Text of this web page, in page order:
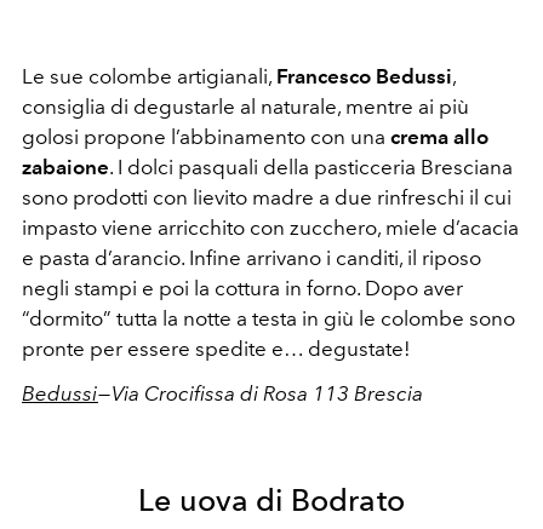
Le sue colombe artigianali, Francesco Bedussi,
consiglia di degustarle al naturale, mentre ai più
golosi propone l’abbinamento con una crema allo
zabaione. I dolci pasquali della pasticceria Bresciana
sono prodotti con lievito madre a due rinfreschi il cui
impasto viene arricchito con zucchero, miele d’acacia
e pasta d’arancio. Infine arrivano i canditi, il riposo
negli stampi e poi la cottura in forno. Dopo aver
“dormito” tutta la notte a testa in giù le colombe sono
pronte per essere spedite e… degustate!
Bedussi— Via Crocifissa di Rosa 113 Brescia
Le uova di Bodrato